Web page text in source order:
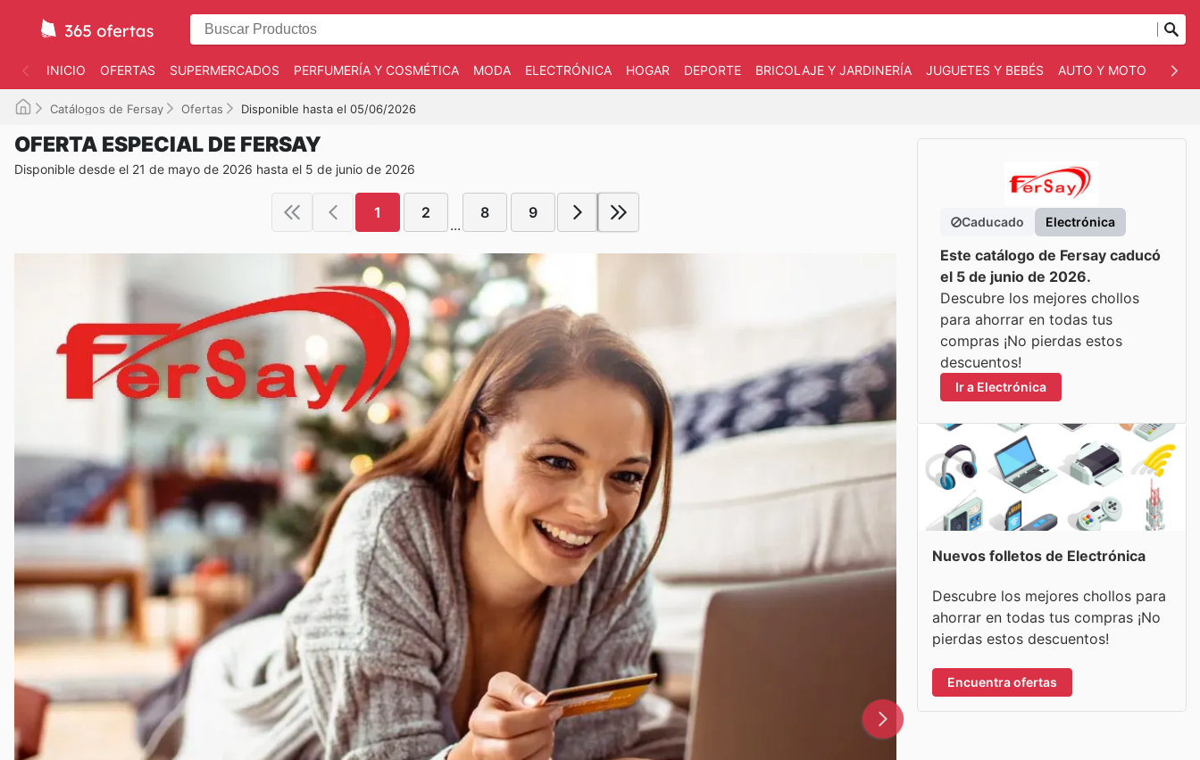
INICIO OFERTAS SUPERMERCADOS PERFUMERÍA Y COSMÉTICA MODA ELECTRÓNICA HOGAR DEPORTE BRICOLAJE Y JARDINERÍA JUGUETES Y BEBÉS AUTO Y MOTO
Catálogos de Fersay Ofertas Disponible hasta el 05/06/2026
OFERTA ESPECIAL DE FERSAY
Disponible desde el 21 de mayo de 2026 hasta el 5 de junio de 2026
1 2
...
8 9
Caducado Electrónica
Este catálogo de Fersay caducó
el 5 de junio de 2026.
Descubre los mejores chollos
para ahorrar en todas tus
compras ¡No pierdas estos
descuentos!
Ir a Electrónica
Nuevos folletos de Electrónica
Descubre los mejores chollos para
ahorrar en todas tus compras ¡No
pierdas estos descuentos!
Encuentra ofertas